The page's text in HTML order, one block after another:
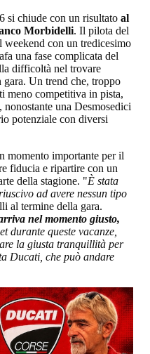
si chiude con un risultato al
Morbidelli. Il pilota del
con un tredicesimo
una fase complicata del
difficoltà nel trovare
Un trend che, troppo
meno competitiva in pista,
una Desmosedici
potenziale con diversi
momento importante per il
fiducia e ripartire con un
della stagione. "È stata
ad avere nessun tipo
al termine della gara.
nel momento giusto,
durante queste vacanze,
la giusta tranquillità per
Ducati, che può andare